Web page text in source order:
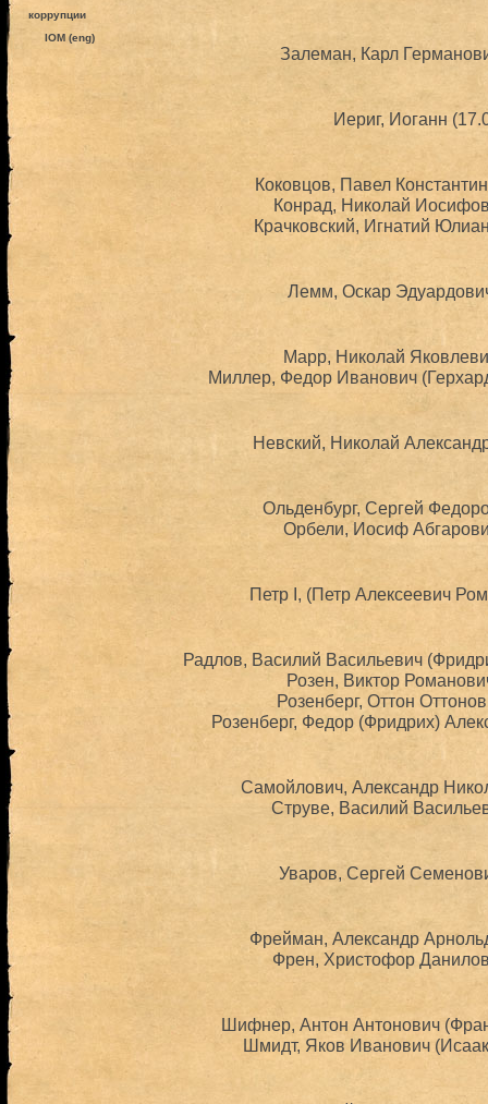
коррупции
IOM (eng)
Залеман, Карл
Иериг, Иоганн
Коковцов, Павел
Конрад, Николай
Крачковский, Игнатий
Лемм, Оскар
Марр, Николай
Миллер, Федор Иванович
Невский, Николай
Ольденбург, Сергей
Орбели, Иосиф
Петр I, (Петр Алексеевич
Радлов, Василий Васильевич
Розен, Виктор
Розенберг, Оттон
Розенберг, Федор (Фридрих)
Самойлович, Александр
Струве, Василий
Уваров, Сергей
Фрейман, Александр
Френ, Христофор
Шифнер, Антон Антонович
Шмидт, Яков Иванович